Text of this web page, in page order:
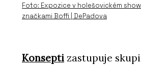
Foto: Expozice v holešovickém
značkami Boffi | DePadova
Konsepti zastupuje